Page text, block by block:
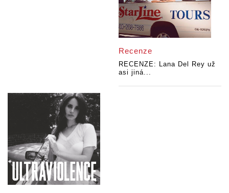
Recenze
RECENZE: Lana Del Rey už
asi jiná...